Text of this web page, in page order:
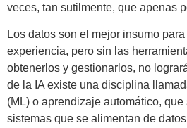
veces, tan sutilmente, que apenas
Los datos son el mejor insumo
experiencia, pero sin las
obtenerlos y gestionarlos, no
de la IA existe una disciplina
(ML) o aprendizaje automático,
sistemas que se alimentan de